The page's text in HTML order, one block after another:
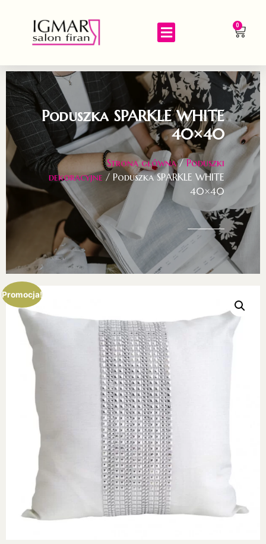
0
Poduszka SPARKLE WHITE
40×40
Strona główna/Poduszki
dekoracyjne / Poduszka SPARKLE WHITE
40×40
Promocja!